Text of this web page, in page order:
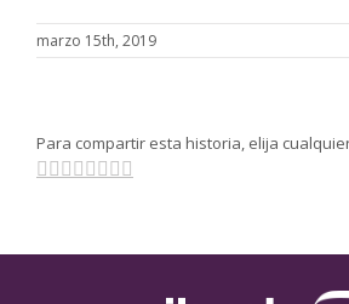
marzo 15th, 2019
Para compartir esta historia, elija
Facebook
Twitter
Linkedin
Reddit
Tumblr
Pinterest
Vk